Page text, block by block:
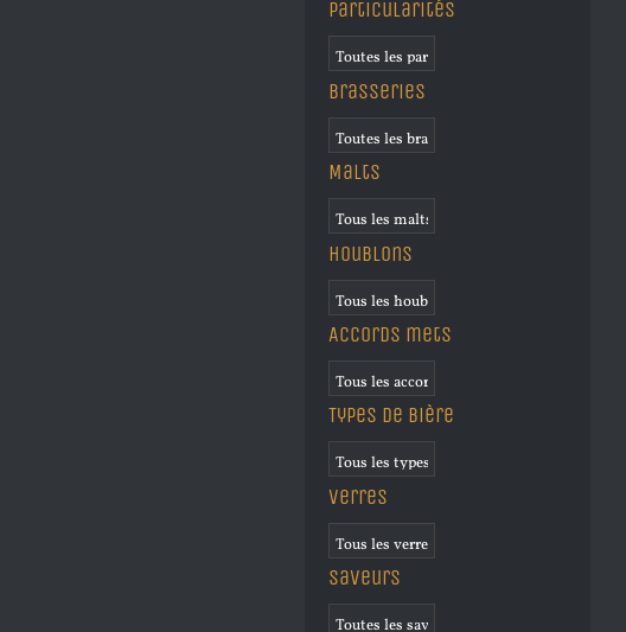
Particularités
Brasseries
Malts
Houblons
Accords mets
Types de bière
Verres
Saveurs